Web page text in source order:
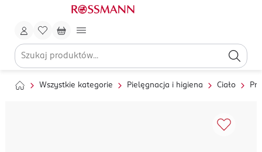
Wszystkie kategorie Pielęgnacja i higiena Ciało